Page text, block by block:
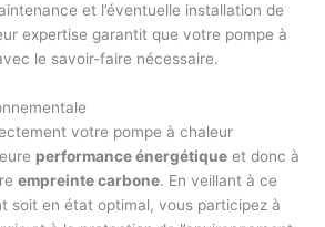
et l’éventuelle installation de
expertise garantit que votre pompe à
le savoir-faire nécessaire.
votre pompe à chaleur
performance énergétique et donc à
empreinte carbone. En veillant à ce
soit en état optimal, vous participez à